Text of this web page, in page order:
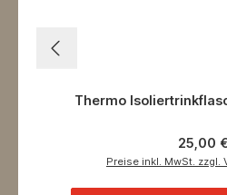
Thermo
25,00 €
Preise inkl. MwSt. zzgl.